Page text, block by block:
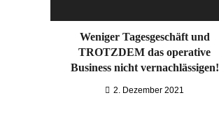
Weniger Tagesgeschäft und
TROTZDEM das operative
Business nicht vernachlässigen!
2. Dezember 2021